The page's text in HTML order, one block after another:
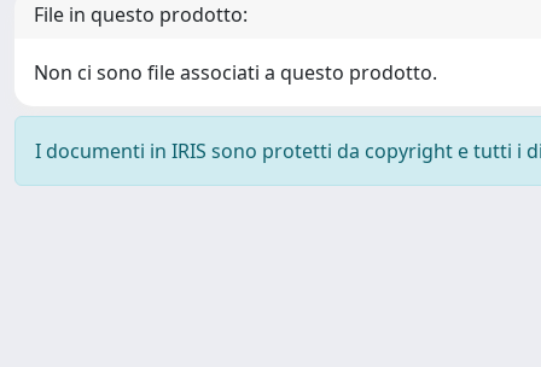
File in questo prodotto:
Non ci sono file associati a questo prodotto.
I documenti in IRIS sono protetti da copyright e tutti i